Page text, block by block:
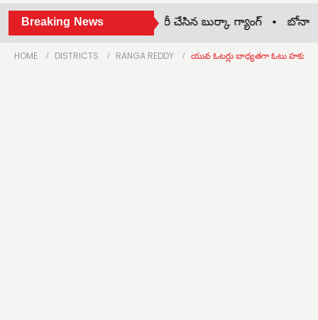
Breaking News
కొన్నట్టు నటిస్తూ.. నగలు చోరీ చేసిన బుర్కా గ్యాంగ్ •బోనాల ఫ్లెక్సీ
HOME DISTRICTS RANGA REDDY యువ ఓటర్లు బాధ్యతగా ఓటు